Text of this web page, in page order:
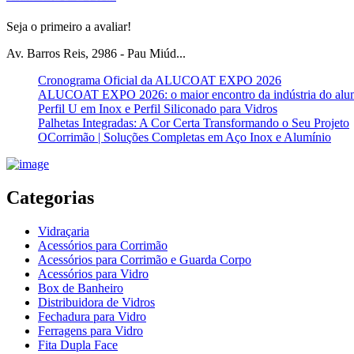
Seja o primeiro a avaliar!
Av. Barros Reis, 2986 - Pau Miúd...
Cronograma Oficial da ALUCOAT EXPO 2026
ALUCOAT EXPO 2026: o maior encontro da indústria do
Perfil U em Inox e Perfil Siliconado para Vidros
Palhetas Integradas: A Cor Certa Transformando o Seu Projeto
OCorrimão | Soluções Completas em Aço Inox e Alumínio
Categorias
Vidraçaria
Acessórios para Corrimão
Acessórios para Corrimão e Guarda Corpo
Acessórios para Vidro
Box de Banheiro
Distribuidora de Vidros
Fechadura para Vidro
Ferragens para Vidro
Fita Dupla Face